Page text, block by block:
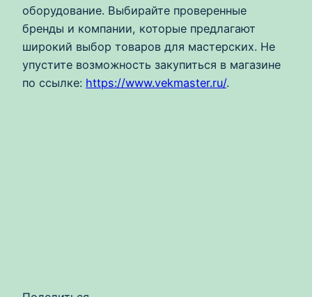
оборудование. Выбирайте проверенные
бренды и компании, которые предлагают
широкий выбор товаров для мастерских. Не
упустите возможность закупиться в магазине
по ссылке: https://www.vekmaster.ru/.